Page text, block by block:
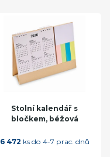
Stolní kalendář s
bločkem, béžová
6 472 ks do 4-7 prac. dnů